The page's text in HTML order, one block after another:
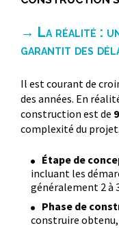
→ La réalité :
garantit des
Il est courant de
des années. En
construction est de
complexité du projet.
Étape de
incluant les
généralement 2 à
Phase de
construire